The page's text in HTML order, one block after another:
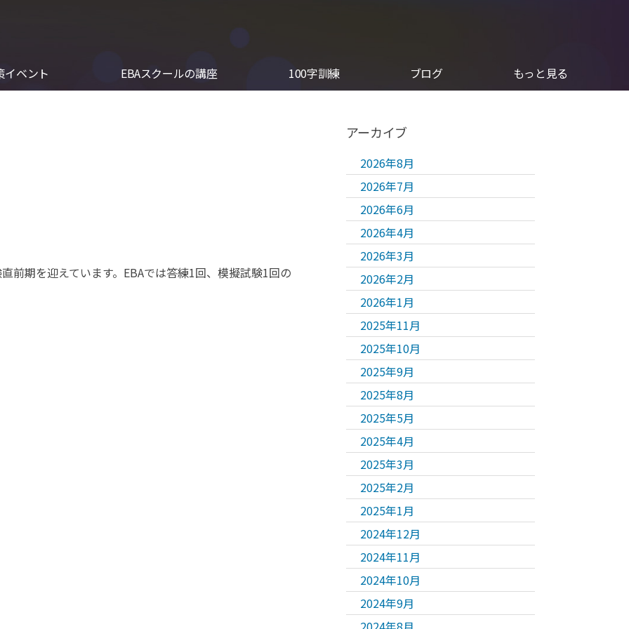
イベント EBAスクールの講座 100字訓練 ブログ
もっと見る
前期を迎えています。EBAでは答練1回、模擬試験1回の
アーカイブ
2026年8月
2026年7月
2026年6月
2026年4月
2026年3月
2026年2月
2026年1月
2025年11月
2025年10月
2025年9月
2025年8月
2025年5月
2025年4月
2025年3月
2025年2月
2025年1月
2024年12月
2024年11月
2024年10月
2024年9月